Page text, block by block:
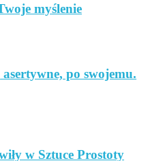
myślenie
po swojemu.
w Sztuce Prostoty